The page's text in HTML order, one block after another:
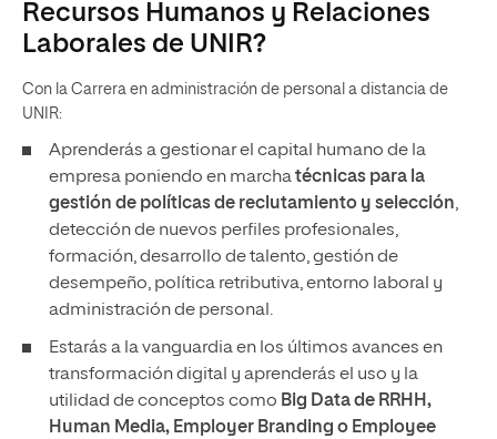
Recursos Humanos y Relaciones
Laborales de UNIR?
Con la Carrera en administración de personal a distancia de
UNIR:
Aprenderás a gestionar el capital humano de la
empresa poniendo en marchatécnicas para la
gestión de políticas de reclutamiento y selección,
detección de nuevos perfiles profesionales,
formación, desarrollo de talento, gestión de
desempeño, política retributiva, entorno laboral y
administración de personal.
Estarás a la vanguardia en los últimos avances en
transformación digital y aprenderás el uso y la
utilidad de conceptos como Big Data de RRHH,
Human Media, Employer Branding o Employee